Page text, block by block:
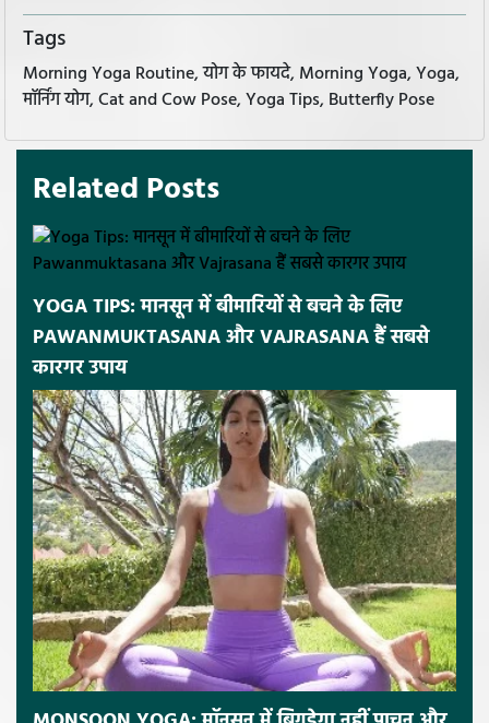
Tags
Morning Yoga Routine, योग के फायदे, Morning Yoga, Yoga,
मॉर्निंग योग, Cat and Cow Pose, Yoga Tips, Butterfly Pose
Related Posts
YOGA TIPS: मानसून में बीमारियों से बचने के लिए
PAWANMUKTASANA और VAJRASANA हैं सबसे
कारगर उपाय